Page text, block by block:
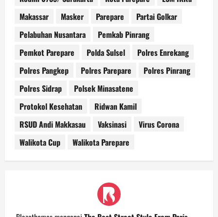
Makassar
Masker Parepare
Partai Golkar
Pelabuhan Nusantara
Pemkab Pinrang
Pemkot Parepare
Polda Sulsel
Polres Enrekang
Polres Pangkep
Polres Parepare
Polres Pinrang
Polres Sidrap
Polsek Minasatene
Protokol Kesehatan
Ridwan Kamil
RSUD Andi Makkasau
Vaksinasi
Virus Corona
Walikota Cup
Walikota Parepare